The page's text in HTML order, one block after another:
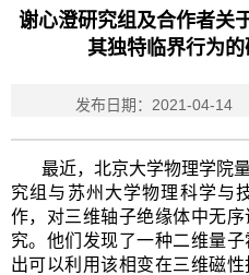
谢心澄研究组及合作者关
其独特临界行为
发布日期：2021-04-14
最近，北京大学物理学院
究组与苏州大学物理科学与
作，对三维轴子绝缘体中无
究。他们发现了一种二维量
出可以利用该相变在三维磁